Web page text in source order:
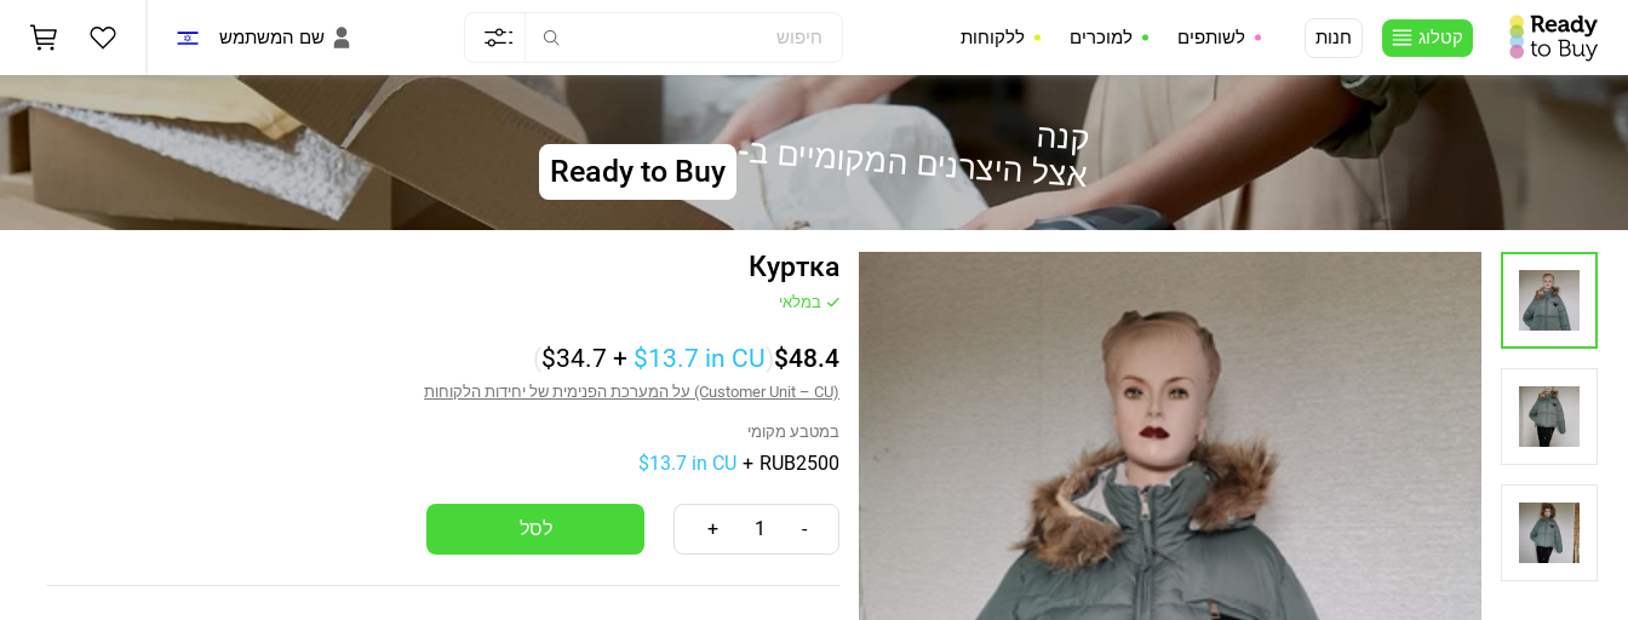
קטלוג חנות ללקוחות למוכרים לשותפים שם המשתמש
קנה -אצל היצרנים המקומיים ב Ready to Buy
Куртка
במלאי
$48.4
($34.7 + $13.7 in CU)
על המערכת הפנימית של יחידות הלקוחות (Customer Unit – CU)
במטבע מקומי
RUB2500
+
$13.7 in CU
-
1
+